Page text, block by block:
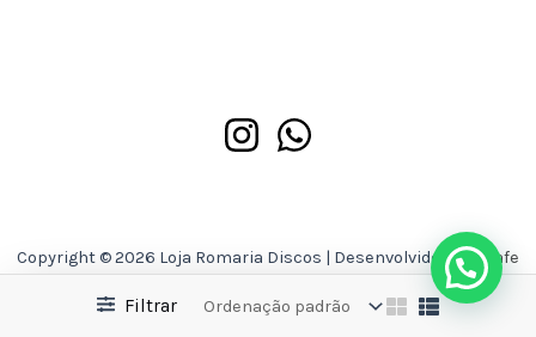
Filtrar
Copyright © 2026 Loja Romaria Discos | Desenvolvido porAsafe